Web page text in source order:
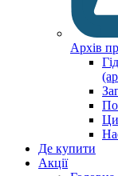
Архів
Де купити
Акції